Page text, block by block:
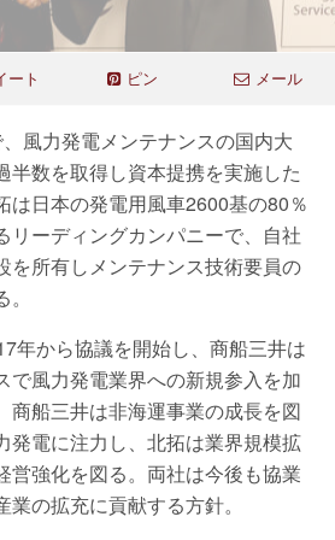
ート ピン メール
風力発電メンテナンスの国内大
半数を取得し資本提携を実施した
は日本の発電用風車2600基の80％
リーディングカンパニーで、自社
を所有しメンテナンス技術要員の
年から協議を開始し、商船三井は
で風力発電業界への新規参入を加
商船三井は非海運事業の成長を図
発電に注力し、北拓は業界規模拡
営強化を図る。両社は今後も協業
の拡充に貢献する方針。